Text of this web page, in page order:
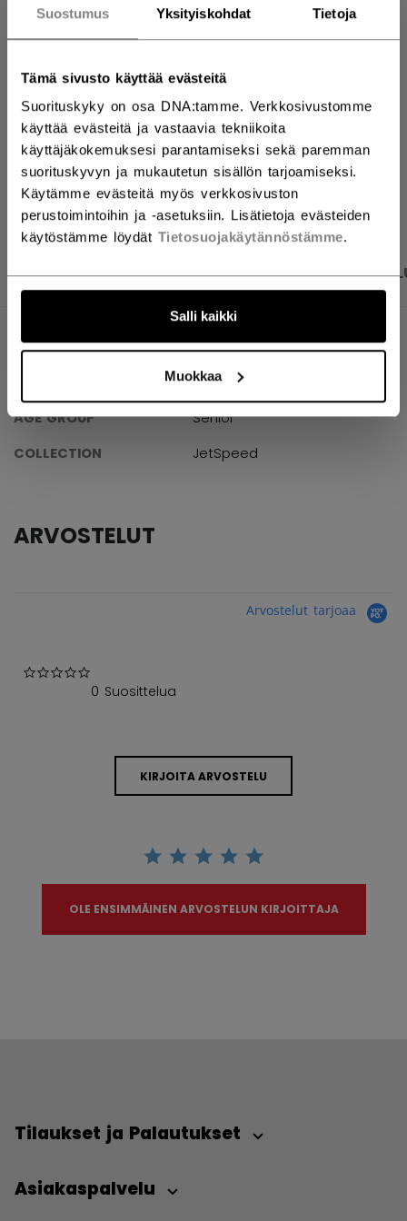
Suostumus Yksityiskohdat Tietoja
Tämä sivusto käyttää evästeitä
Suorituskyky on osa DNA:tamme. Verkkosivustomme
käyttää evästeitä ja vastaavia tekniikoita
käyttäjäkokemuksesi parantamiseksi sekä paremman
suorituskyvyn ja mukautetun sisällön tarjoamiseksi.
Käytämme evästeitä myös verkkosivuston
perustoimintoihin ja -asetuksiin. Lisätietoja evästeiden
käytöstämme löydät Tietosuojakäytännöstämme.
Salli kaikki
Muokkaa
LISÄÄ OSTOSKORIIN
Toimitusehdot Ilmainen palautus
TUOTEKUVAT TEKNISET TIEDOT
TEKNISET TIEDOT
HPFT4PROVP-SR
AGE GROUP
Senior
COLLECTION
JetSpeed
ARVOSTELUT
Arvostelut tarjoaa
0 Suosittelua
KIRJOITA ARVOSTELU
OLE ENSIMMÄINEN ARVOSTELUN KIRJOITTAJA
Tilaukset ja Palautukset
Asiakaspalvelu